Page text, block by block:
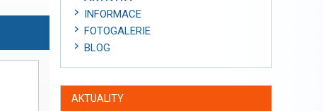
INFORMACE
FOTOGALERIE
BLOG
AKTUALITY